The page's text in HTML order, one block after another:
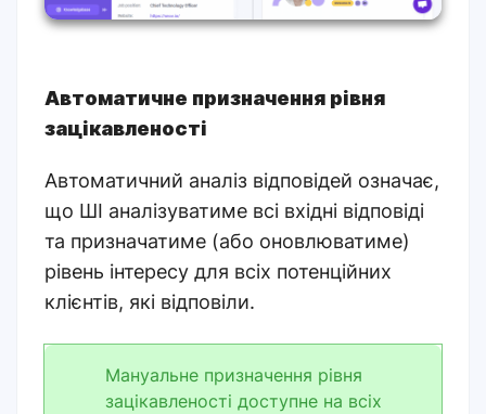
Автоматичне призначення рівня
зацікавленості
Автоматичний аналіз відповідей означає,
що ШІ аналізуватиме всі вхідні відповіді
та призначатиме (або оновлюватиме)
рівень інтересу для всіх потенційних
клієнтів, які відповіли.
Мануальне призначення рівня
зацікавленості доступне на всіх